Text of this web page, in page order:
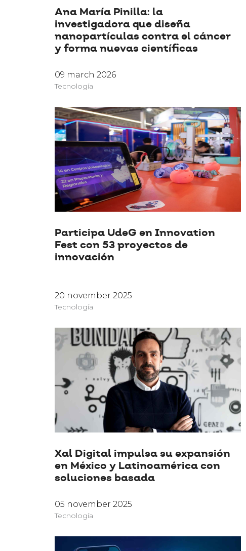
Ana María Pinilla: la
investigadora que diseña
nanopartículas contra el cáncer
y forma nuevas científicas
09 march 2026
Tecnología
Participa UdeG en Innovation
Fest con 53 proyectos de
innovación
20 november 2025
Tecnología
Xal Digital impulsa su expansión
en México y Latinoamérica con
soluciones basada
05 november 2025
Tecnología